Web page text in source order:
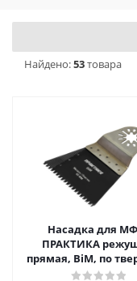
Найдено:53товара
Насадка для
ПРАКТИКА
прямая, BiM, по
дереву, ДСП 65